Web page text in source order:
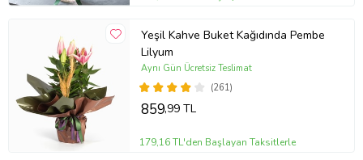
Yeşil Kahve Buket Kağıdında Pembe
Lilyum
(261)
Aynı Gün Ücretsiz Teslimat
859,99 TL
179,16 TL'den Başlayan Taksitlerle